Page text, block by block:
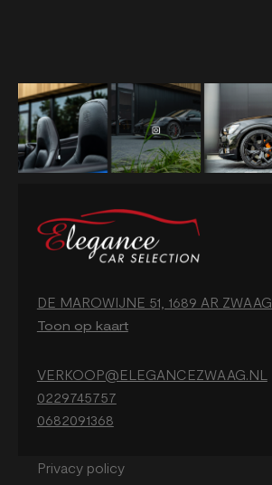
DE MAROWIJNE 51, 1689 AR ZWAAG
Toon op kaart
VERKOOP@ELEGANCEZWAAG.NL
0229745757
0682091368
Privacy policy